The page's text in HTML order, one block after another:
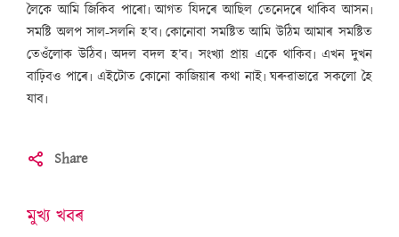
লৈকে আমি জিকিব পাৰো৷ আগত যিদৰে আছিল তেনেদৰে থাকিব আসন৷
সমষ্টি অলপ সাল-সলনি হ’ব৷ কোনোবা সমষ্টিত আমি উঠিম আমাৰ সমষ্টিত
তেওঁলোক উঠিব৷ অদল বদল হ’ব৷ সংখ্যা প্ৰায় একে থাকিব৷ এখন দুখন
বাঢ়িবও পাৰে৷ এইটোত কোনো কাজিয়াৰ কথা নাই৷ ঘৰুৱাভাৱে সকলো হৈ
যাব৷
Share
মুখ্য খবৰ